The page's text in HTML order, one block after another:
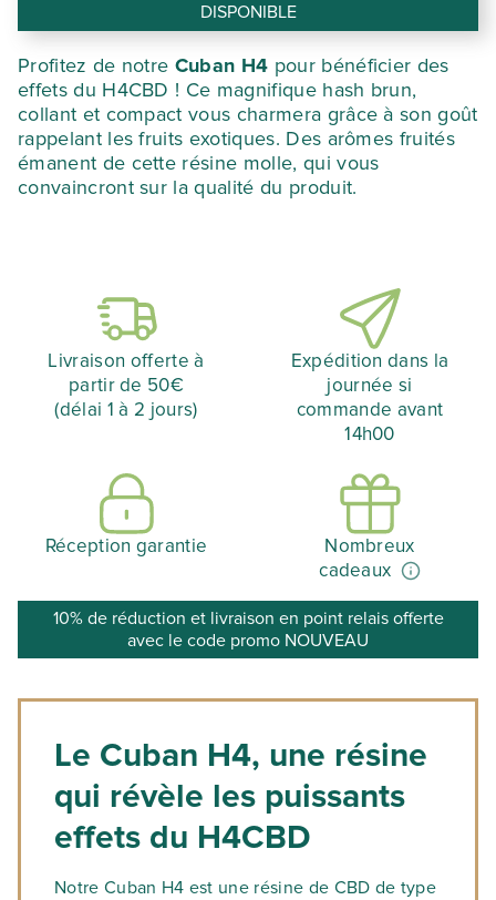
DISPONIBLE
Profitez de notre Cuban H4 pour bénéficier des
effets du H4CBD ! Ce magnifique hash brun,
collant et compact vous charmera grâce à son goût
rappelant les fruits exotiques. Des arômes fruités
émanent de cette résine molle, qui vous
convaincront sur la qualité du produit.
Livraison offerte à
partir de 50€
(délai 1 à 2 jours)
Expédition dans la
journée si
commande avant
14h00
Réception garantie
Nombreux
cadeaux
10% de réduction et livraison en point relais offerte
avec le code promo NOUVEAU
Le Cuban H4, une résine
qui révèle les puissants
effets du H4CBD
Notre Cuban H4 est une résine de CBD de type